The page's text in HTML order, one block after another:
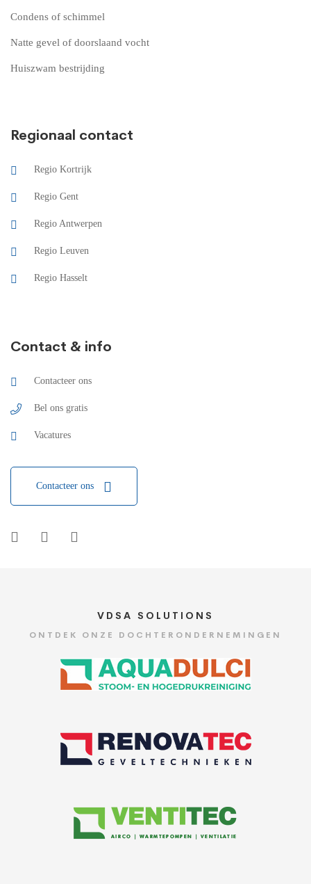
Condens of schimmel
Natte gevel of doorslaand vocht
Huiszwam bestrijding
Regionaal contact
Regio Kortrijk
Regio Gent
Regio Antwerpen
Regio Leuven
Regio Hasselt
Contact & info
Contacteer ons
Bel ons gratis
Vacatures
Contacteer ons
VDSA SOLUTIONS
ONTDEK ONZE DOCHTERONDERNEMINGEN